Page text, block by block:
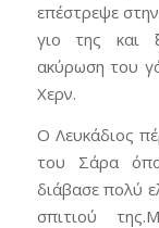
επέστρεψε
γιο της και
ακύρωση του
Χερν.
Ο Λευκάδιος
του Σάρα
διάβασε πολύ
σπιτιού